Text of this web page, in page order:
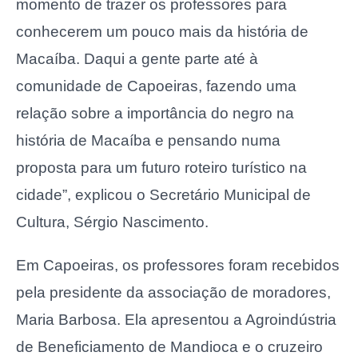
momento de trazer os professores para
conhecerem um pouco mais da história de
Macaíba. Daqui a gente parte até à
comunidade de Capoeiras, fazendo uma
relação sobre a importância do negro na
história de Macaíba e pensando numa
proposta para um futuro roteiro turístico na
cidade”, explicou o Secretário Municipal de
Cultura, Sérgio Nascimento.
Em Capoeiras, os professores foram recebidos
pela presidente da associação de moradores,
Maria Barbosa. Ela apresentou a Agroindústria
de Beneficiamento de Mandioca e o cruzeiro